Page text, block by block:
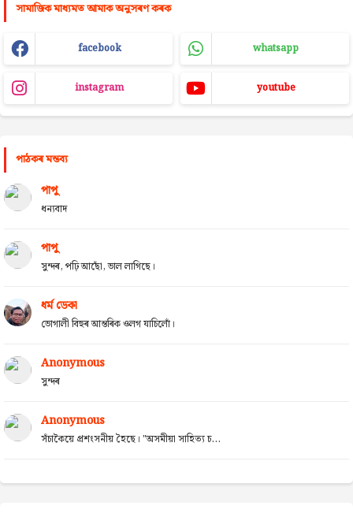
সামাজিক মাধ্যমত আমাক অনুসৰণ কৰক
facebook whatsapp
instagram youtube
পাঠকৰ মন্তব্য
পাপু
ধন্যবাদ
পাপু
সুন্দৰ, পঢ়ি আছোঁ, ভাল লাগিছে।
ধৰ্ম ডেকা
ভোগালী বিহুৰ আন্তৰিক ওলগ যাচিলোঁ।
Anonymous
সুন্দৰ
Anonymous
সঁচাকৈয়ে প্ৰশংসনীয় হৈছে। "অসমীয়া সাহিত্য চ...